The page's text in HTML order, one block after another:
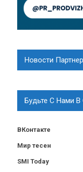
Новости
Будьте С Нами В
ВКонтакте
Мир тесен
SMI Today